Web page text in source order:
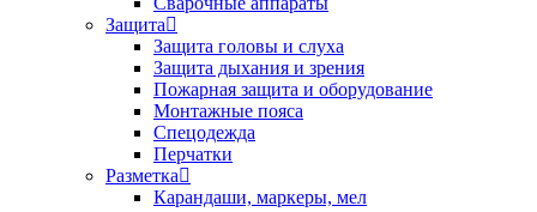
Защита
Защита головы и слуха
Защита дыхания и зрения
Пожарная защита и оборудование
Монтажные пояса
Спецодежда
Перчатки
Разметка
Карандаши, маркеры, мел